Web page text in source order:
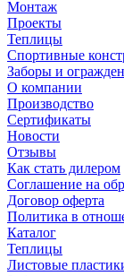
Монтаж
Проекты
Теплицы
Спортивные
Заборы и
О компании
Производство
Сертификаты
Новости
Отзывы
Как стать дилером
Соглашение на
Договор оферта
Политика в
Каталог
Теплицы
Листовые